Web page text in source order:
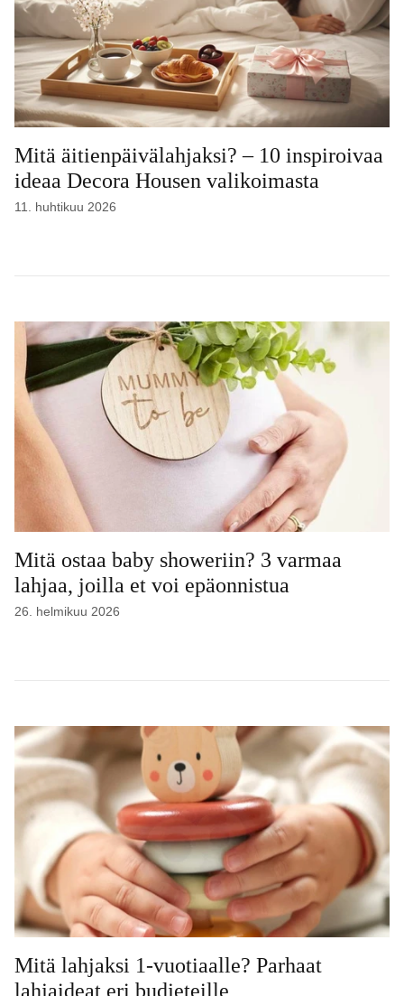
Mitä äitienpäivälahjaksi? – 10 inspiroivaa
ideaa Decora Housen valikoimasta
11. huhtikuu 2026
Mitä ostaa baby showeriin? 3 varmaa
lahjaa, joilla et voi epäonnistua
26. helmikuu 2026
Mitä lahjaksi 1-vuotiaalle? Parhaat
lahjaideat eri budjeteille